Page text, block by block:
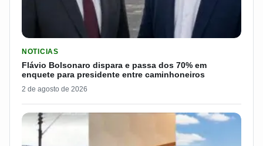
NOTICIAS
Flávio Bolsonaro dispara e passa dos 70% em
enquete para presidente entre caminhoneiros
2 de agosto de 2026